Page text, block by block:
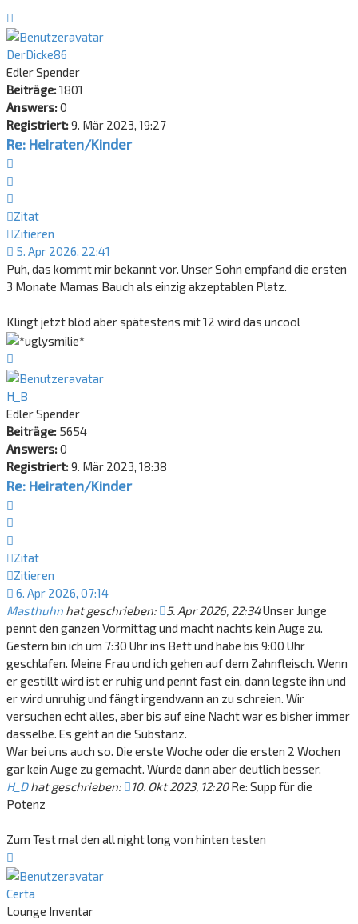
oben
DerDicke86
Edler Spender
Beiträge:1801
Answers:0
Registriert:9. Mär 2023, 19:27
Re: Heiraten/Kinder
Zitat
Zitieren
5. Apr 2026, 22:41
Puh, das kommt mir bekannt vor. Unser Sohn empfand die ersten
3 Monate Mamas Bauch als einzig akzeptablen Platz.
Klingt jetzt blöd aber spätestens mit 12 wird das uncool
oben
H_B
Edler Spender
Beiträge: 5654
Answers:0
Registriert:9. Mär 2023, 18:38
Re: Heiraten/Kinder
Zitat
Zitieren
6. Apr 2026, 07:14
Masthuhn hat geschrieben: 5. Apr 2026, 22:34Unser Junge
pennt den ganzen Vormittag und macht nachts kein Auge zu.
Gestern bin ich um 7:30 Uhr ins Bett und habe bis 9:00 Uhr
geschlafen. Meine Frau und ich gehen auf dem Zahnfleisch. Wenn
er gestillt wird ist er ruhig und pennt fast ein, dann legste ihn und
er wird unruhig und fängt irgendwann an zu schreien. Wir
versuchen echt alles, aber bis auf eine Nacht war es bisher immer
dasselbe. Es geht an die Substanz.
War bei uns auch so. Die erste Woche oder die ersten 2 Wochen
gar kein Auge zu gemacht. Wurde dann aber deutlich besser.
H_Dhat geschrieben: 10. Okt 2023, 12:20Re: Supp für die
Potenz
Zum Test mal den all night long von hinten testen
oben
Certa
Lounge Inventar